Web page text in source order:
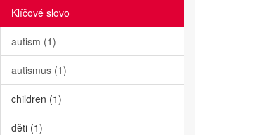
Klíčové slovo
autism (1)
autismus (1)
children (1)
děti (1)